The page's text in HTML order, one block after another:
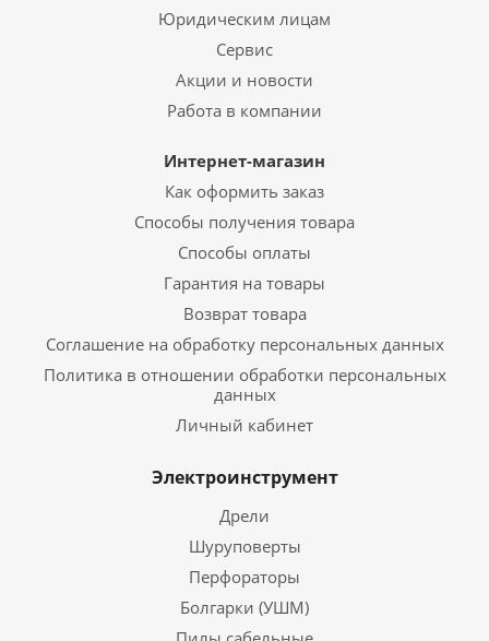
Юридическим лицам
Сервис
Акции и новости
Работа в компании
Интернет-магазин
Как оформить заказ
Способы получения товара
Способы оплаты
Гарантия на товары
Возврат товара
Соглашение на обработку персональных данных
Политика в отношении обработки персональных
данных
Личный кабинет
Электроинструмент
Дрели
Шуруповерты
Перфораторы
Болгарки (УШМ)